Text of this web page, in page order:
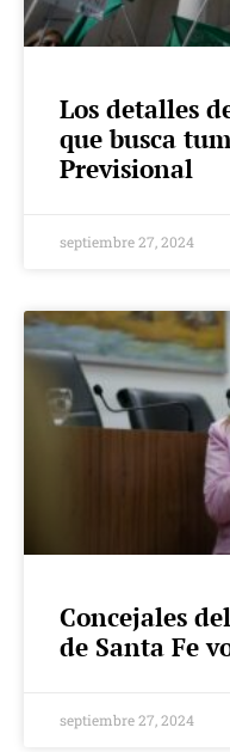
Los detalles
que busca
Previsional
septiembre 27, 2024
Concejales
de Santa Fe
septiembre 27, 2024